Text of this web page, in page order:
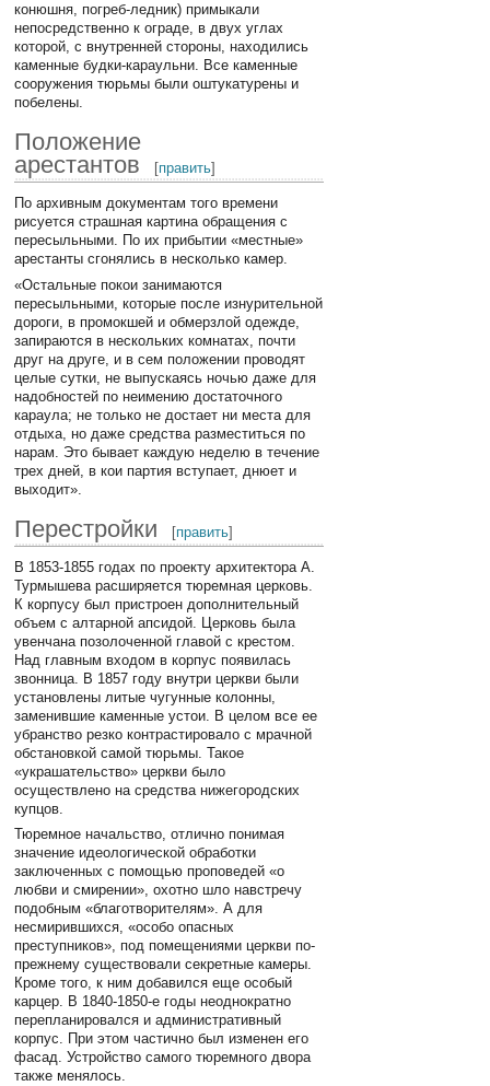
конюшня, погреб-ледник) примыкали
непосредственно к ограде, в двух углах
которой, с внутренней стороны, находились
каменные будки-караульни. Все каменные
сооружения тюрьмы были оштукатурены и
побелены.
Положение
арестантов
[править]
По архивным документам того времени
рисуется страшная картина обращения с
пересыльными. По их прибытии «местные»
арестанты сгонялись в несколько камер.
«Остальные покои занимаются
пересыльными, которые после изнурительной
дороги, в промокшей и обмерзлой одежде,
запираются в нескольких комнатах, почти
друг на друге, и в сем положении проводят
целые сутки, не выпускаясь ночью даже для
надобностей по неимению достаточного
караула; не только не достает ни места для
отдыха, но даже средства разместиться по
нарам. Это бывает каждую неделю в течение
трех дней, в кои партия вступает, днюет и
выходит».
Перестройки [править]
В 1853-1855 годах по проекту архитектора А.
Турмышева расширяется тюремная церковь.
К корпусу был пристроен дополнительный
объем с алтарной апсидой. Церковь была
увенчана позолоченной главой с крестом.
Над главным входом в корпус появилась
звонница. В 1857 году внутри церкви были
установлены литые чугунные колонны,
заменившие каменные устои. В целом все ее
убранство резко контрастировало с мрачной
обстановкой самой тюрьмы. Такое
«украшательство» церкви было
осуществлено на средства нижегородских
купцов.
Тюремное начальство, отлично понимая
значение идеологической обработки
заключенных с помощью проповедей «о
любви и смирении», охотно шло навстречу
подобным «благотворителям». А для
несмирившихся, «особо опасных
преступников», под помещениями церкви по-
прежнему существовали секретные камеры.
Кроме того, к ним добавился еще особый
карцер. В 1840-1850-е годы неоднократно
перепланировался и административный
корпус. При этом частично был изменен его
фасад. Устройство самого тюремного двора
также менялось.